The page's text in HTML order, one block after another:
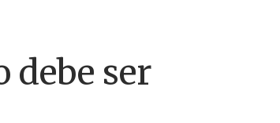
debe ser